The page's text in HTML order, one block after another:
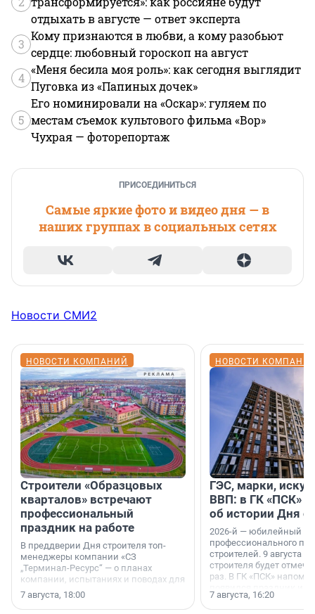
отдыхать в августе — ответ эксперта
3
Кому признаются в любви, а кому разобьют
сердце: любовный гороскоп на август
4
«Меня бесила моя роль»: как сегодня выглядит
Пуговка из «Папиных дочек»
5
Его номинировали на «Оскар»: гуляем по
местам съемок культового фильма «Вор»
Чухрая — фоторепортаж
ПРИСОЕДИНИТЬСЯ
Самые яркие фото и видео дня — в
наших группах в социальных сетях
Новости СМИ2
НОВОСТИ КОМПАНИЙ
Строители «Образцовых
кварталов» встречают
профессиональный
праздник на работе
В преддверии Дня строителя топ-
менеджеры компании «СЗ
„Терминал-Ресурс“ — о планах
компании, испытаниях и поводах для
осторожного оптимизма.
7 августа, 18:00
НОВОСТИ
ГЭС, марки,
ВВП: в ГК «ПСК»
об истории Дня
2026-й — юбилейный
профессионального
строителей. 9 августа
строителя будет
раз. В ГК «ПСК»
поменялась роль
7 августа, 16:20